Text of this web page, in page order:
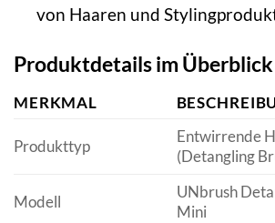
von Haaren und
Produktdetails im Überblick
MERKMAL
Produkttyp
Entwirrende
(Detangling
Modell
UNbrush
Mini